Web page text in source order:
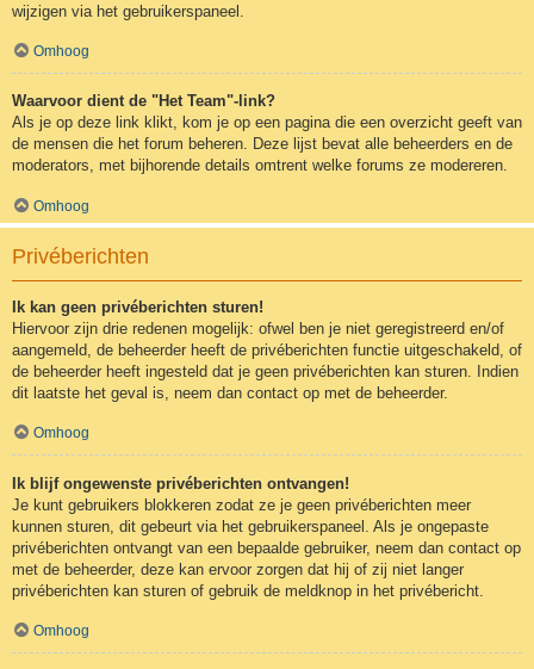
wijzigen via het gebruikerspaneel.
Omhoog
Waarvoor dient de "Het Team"-link?
Als je op deze link klikt, kom je op een pagina die een overzicht geeft van
de mensen die het forum beheren. Deze lijst bevat alle beheerders en de
moderators, met bijhorende details omtrent welke forums ze modereren.
Omhoog
Privéberichten
Ik kan geen privéberichten sturen!
Hiervoor zijn drie redenen mogelijk: ofwel ben je niet geregistreerd en/of
aangemeld, de beheerder heeft de privéberichten functie uitgeschakeld, of
de beheerder heeft ingesteld dat je geen privéberichten kan sturen. Indien
dit laatste het geval is, neem dan contact op met de beheerder.
Omhoog
Ik blijf ongewenste privéberichten ontvangen!
Je kunt gebruikers blokkeren zodat ze je geen privéberichten meer
kunnen sturen, dit gebeurt via het gebruikerspaneel. Als je ongepaste
privéberichten ontvangt van een bepaalde gebruiker, neem dan contact op
met de beheerder, deze kan ervoor zorgen dat hij of zij niet langer
privéberichten kan sturen of gebruik de meldknop in het privébericht.
Omhoog